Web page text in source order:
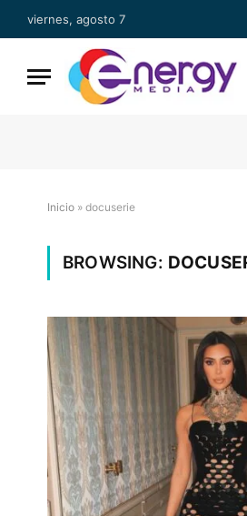
viernes, agosto 7
Inicio » docuserie
BROWSING: